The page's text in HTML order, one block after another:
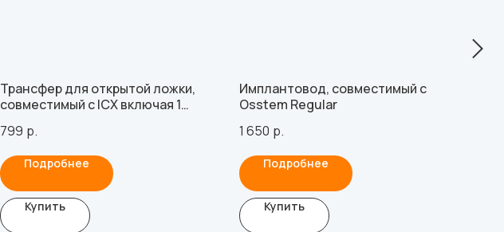
Трансфер для открытой ложки,
совместимый с ICX включая 1
799 р.
Подробнее
Купить
Имплантовод, совместимый с
Osstem Regular
1 650 р.
Подробнее
Купить